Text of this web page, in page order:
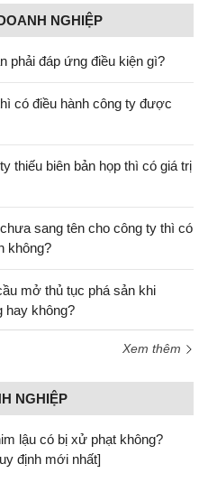
NGHIỆP
phải đáp ứng điều kiện gì?
có điều hành công ty được
thiếu biên bản họp thì có giá trị
sang tên cho công ty thì có
không?
mở thủ tục phá sản khi
hay không?
Xem thêm
NGHIỆP
lậu có bị xử phạt không?
định mới nhất]